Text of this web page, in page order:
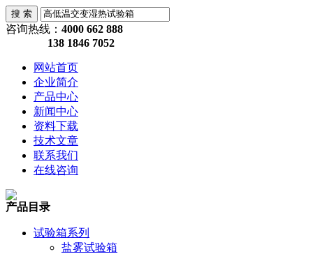
咨询热线： 4000 662 888
138 1846 7052
网站首页
企业简介
产品中心
新闻中心
资料下载
技术文章
联系我们
在线咨询
产品目录
试验箱系列
盐雾试验箱